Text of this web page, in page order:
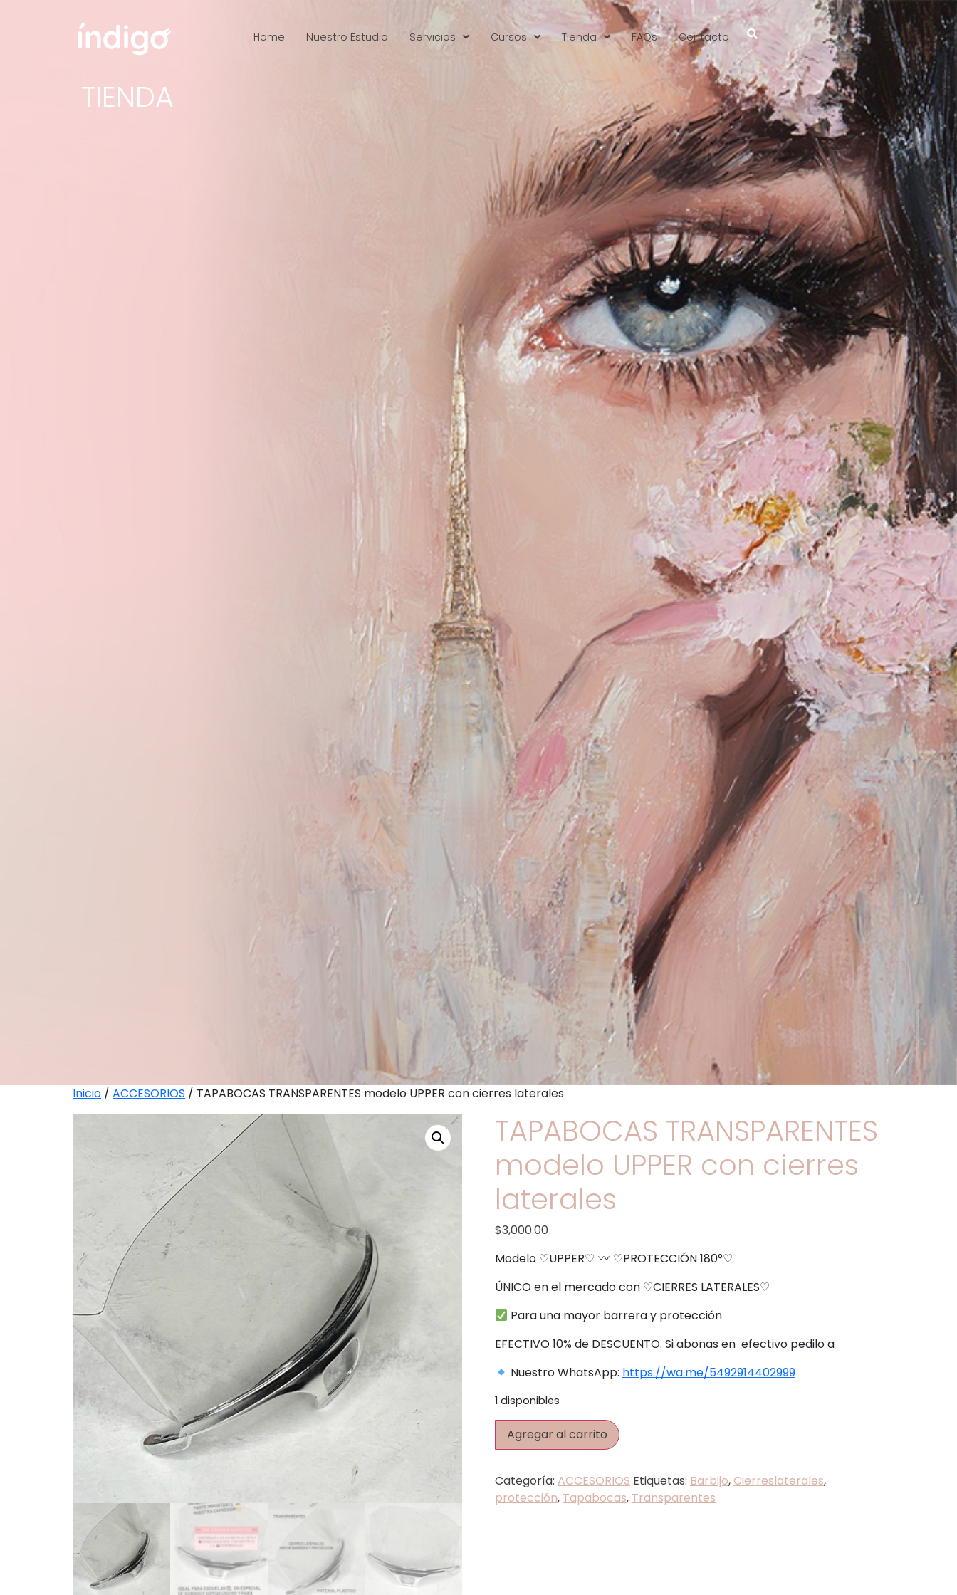
Home Nuestro Estudio Servicios Cursos Tienda FAQs Contacto
TIENDA
Inicio / ACCESORIOS / TAPABOCAS TRANSPARENTES modelo UPPER con cierres laterales
TAPABOCAS TRANSPARENTES
modelo UPPER con cierres
laterales
$3,000.00
Modelo ♡UPPER♡
♡PROTECCIÓN 180°♡
ÚNICO en el mercado con ♡CIERRES LATERALES♡
Para una mayor barrera y protección
EFECTIVO 10% de DESCUENTO. Si abonas en efectivopediloa
Nuestro WhatsApp: https://wa.me/5492914402999
1 disponibles
Agregar al carrito
Categoría: ACCESORIOS Etiquetas: Barbijo,Cierreslaterales,
protección, Tapabocas, Transparentes